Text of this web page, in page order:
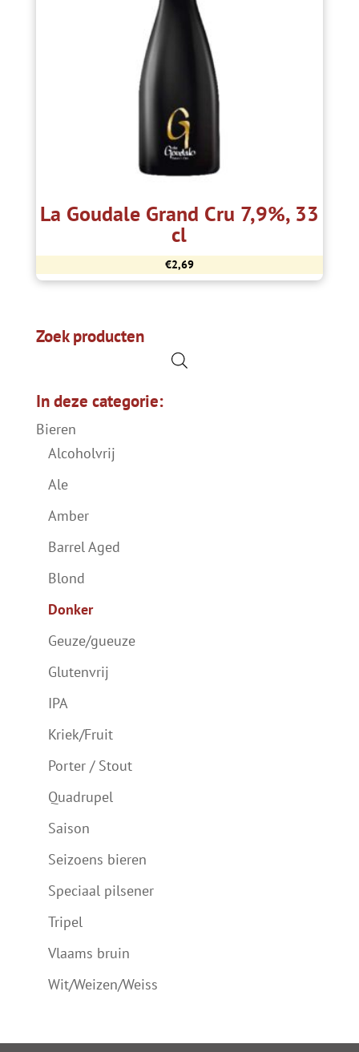
La Goudale Grand Cru 7,9%, 33
cl
€2,69
Zoek producten
In deze categorie:
Bieren
Alcoholvrij
Ale
Amber
Barrel Aged
Blond
Donker
Geuze/gueuze
Glutenvrij
IPA
Kriek/Fruit
Porter / Stout
Quadrupel
Saison
Seizoens bieren
Speciaal pilsener
Tripel
Vlaams bruin
Wit/Weizen/Weiss